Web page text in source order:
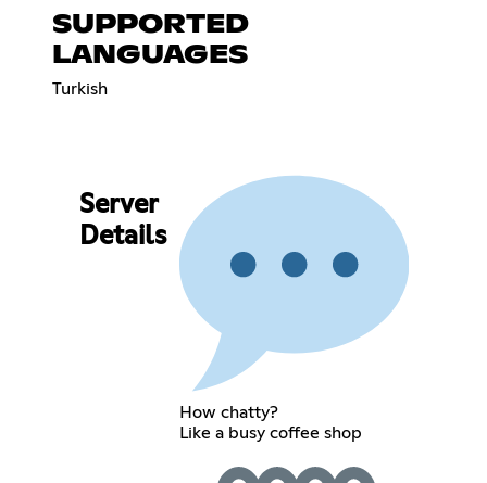
SUPPORTED
LANGUAGES
Turkish
Server
Details
How chatty?
Like a busy coffee shop